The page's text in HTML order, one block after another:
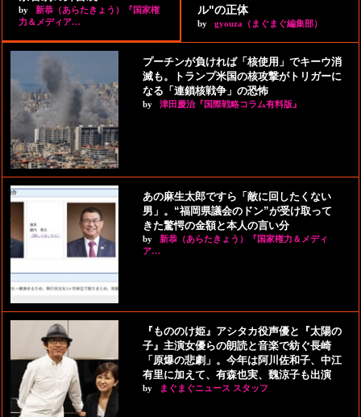
by
新恭（あらたきょう）『国家権
力＆メディア…
ル"の正体
by gyouza（まぐまぐ編集部）
プーチンが負ければ「核使用」でキーウ消
滅も。トランプ米国の核攻撃がトリガーに
なる「連鎖核戦争」の恐怖
by 津田慶治『国際戦略コラム有料版』
あの麻生太郎ですら「敵に回したくない
男」。“福岡県議会のドン”が受け取って
きた驚愕の金額と本人の言い分
by
新恭（あらたきょう）『国家権力＆メディ
ア…
『もののけ姫』アシタカ役声優と『太陽の
子』主演女優らの朗読と音楽で紡ぐ長崎
「原爆の悲劇」。今年は阿川佐和子、中江
有里に加えて、有森也実、魏涼子も出演
by まぐまぐニュース スタッフ